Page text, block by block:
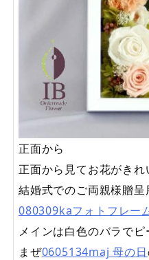
正面から
正面から見てお花がきれ
結婚式でのご両親様贈呈
080309kaフォトフレー
メインは白色のバラで
まぜ0605134maj 母の日